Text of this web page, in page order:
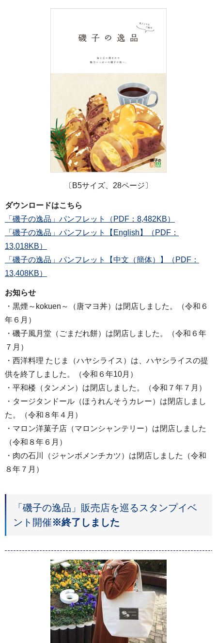
〔B5サイズ、28ページ〕
ダウンロードはこちら
「磯子の逸品」パンフレット（PDF：8,482KB）
「磯子の逸品」パンフレット【English】（PDF：
13,018KB）
「磯子の逸品」パンフレット【中文（簡体）】（PDF：
13,408KB）
お知らせ
・黒煙～kokuen～（唐マヨ丼）は閉店しました。（令和６
年６月）
・磯子風月堂（ごまだれ餅）は閉店しました。（令和６年
７月）
・西洋料理 たじま（ハヤシライス）は、ハヤシライスの提
供を終了しました。（令和６年10月）
・平和楼（タンメン）は閉店しました。（令和７年７月）
・タージタンドール（ほうれんそうカレー）は閉店しまし
た。（令和８年４月）
・マロン洋菓子店（マロンシャンテリー）は閉店しました
（令和８年６月）
・肉の石川（ジャンボメンチカツ）は閉店しました（令和
８年７月）
「磯子の逸品」販売店を巡るスタンプイベ
ント開催※終了しました